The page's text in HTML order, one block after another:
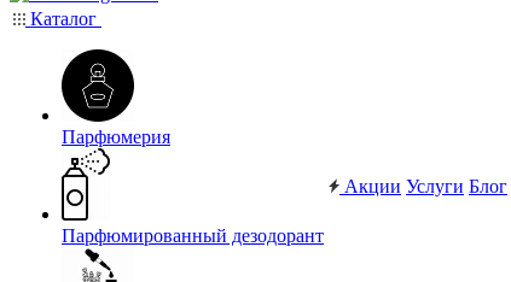
Каталог
Парфюмерия
Парфюмированный дезодорант
Акции Услуги Блог